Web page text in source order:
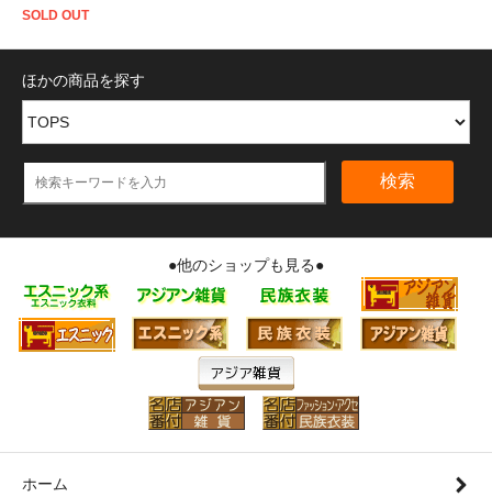
SOLD OUT
ほかの商品を探す
検索
●他のショップも見る●
ホーム